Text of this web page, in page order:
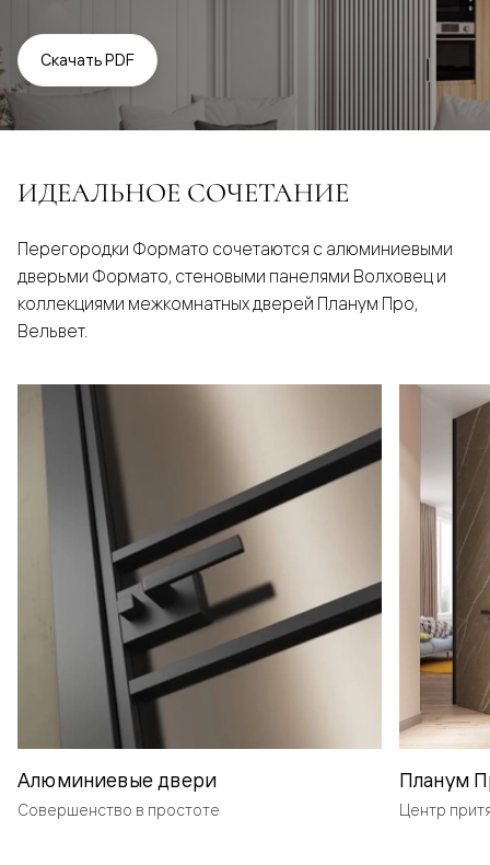
Скачать PDF
ИДЕАЛЬНОЕ СОЧЕТАНИЕ
Перегородки Формато сочетаются с алюминиевыми
дверьми Формато, стеновыми панелями Волховец и
коллекциями межкомнатных дверей Планум Про,
Вельвет.
Алюминиевые двери
Совершенство в простоте
Планум
Центр